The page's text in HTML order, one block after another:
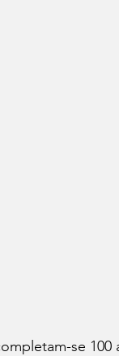
se 100